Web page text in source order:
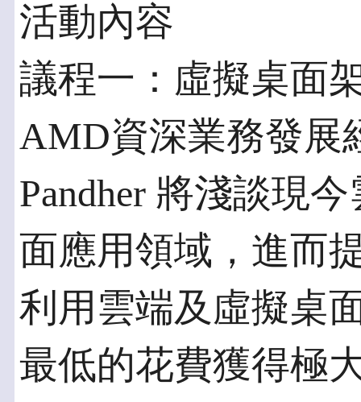
活動內容
議程一：虛擬桌面
AMD資深業務發展
Pandher 將淺談現
面應用領域，進而
利用雲端及虛擬桌
最低的花費獲得極